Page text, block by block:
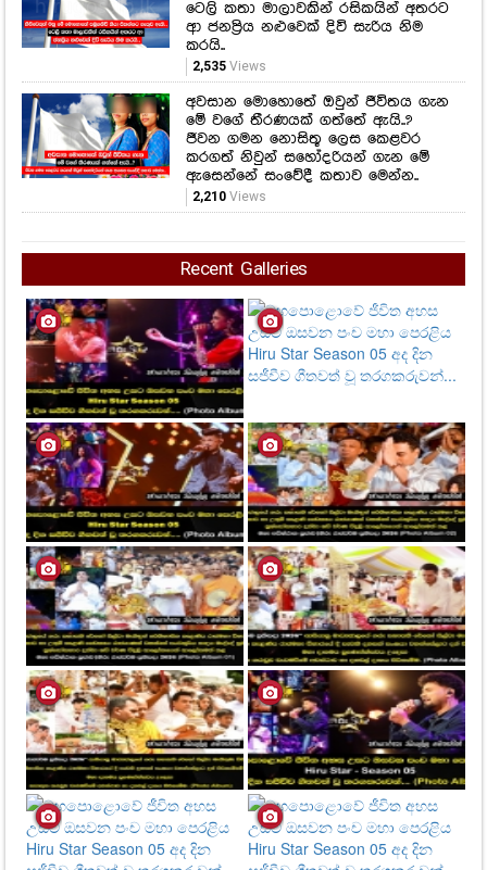
ටෙලි කතා මාලාවකින් රසිකයින් අතරට
ආ ජනප්‍රිය නළුවෙක් දිවි සැරිය නිම
කරයි..
2,535Views
අවසාන මොහොතේ ඔවුන් ජීවිතය ගැන
මේ වගේ තීරණයක් ගත්තේ ඇයි..?
ජීවන ගමන නොසිතූ ලෙස කෙළවර
කරගත් නිවුන් සහෝදරියන් ගැන මේ
ඇසෙන්නේ සංවේදී කතාව මෙන්න..
2,210Views
Recent Galleries